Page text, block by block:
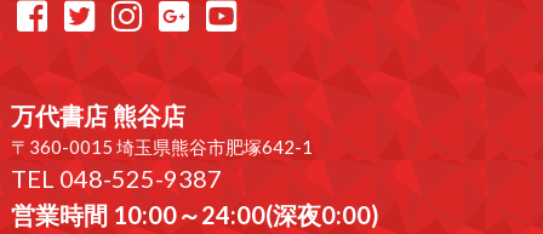
万代書店 熊谷店
〒360-0015 埼玉県熊谷市肥塚642-1
TEL 048-525-9387
営業時間 10:00～24:00(深夜0:00)